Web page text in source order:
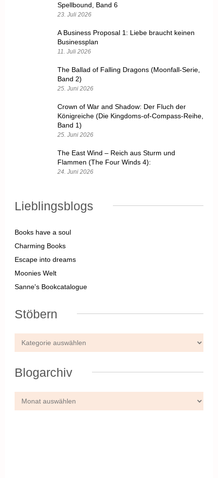
Spellbound, Band 6
23. Juli 2026
A Business Proposal 1: Liebe braucht keinen
Businessplan
11. Juli 2026
The Ballad of Falling Dragons (Moonfall-Serie,
Band 2)
25. Juni 2026
Crown of War and Shadow: Der Fluch der
Königreiche (Die Kingdoms-of-Compass-Reihe,
Band 1)
25. Juni 2026
The East Wind – Reich aus Sturm und
Flammen (The Four Winds 4):
24. Juni 2026
Lieblingsblogs
Books have a soul
Charming Books
Escape into dreams
Moonies Welt
Sanne's Bookcatalogue
Stöbern
Blogarchiv